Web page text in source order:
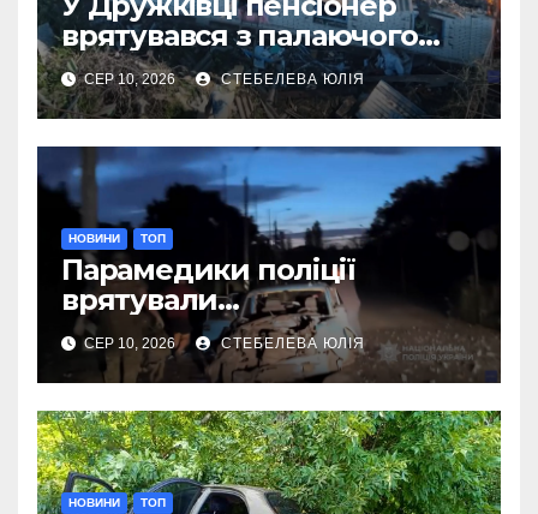
врятувався з палаючого
після авіаудару будинку
СЕР 10, 2026 СТЕБЕЛЕВА ЮЛІЯ
НОВИНИ ТОП
Парамедики поліції
врятували
важкопораненого чоловіка
в Краматорську
СЕР 10, 2026 СТЕБЕЛЕВА ЮЛІЯ
НОВИНИ ТОП